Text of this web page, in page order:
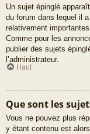
Un sujet épinglé
du forum dans lequel il
relativement
Comme pour les
publier des sujets
l’administrateur.
Haut
Que sont les
Vous ne pouvez plus
y étant contenu est